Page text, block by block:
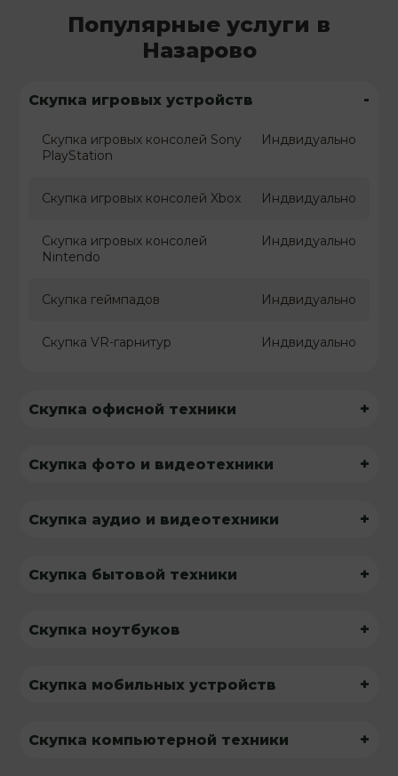
Популярные услуги в
Назарово
Скупка игровых устройств -
Скупка игровых консолей Sony
PlayStation
Индвидуально
Скупка игровых консолей Xbox Индвидуально
Скупка игровых консолей
Nintendo
Индвидуально
Скупка геймпадов Индвидуально
Скупка VR-гарнитур Индвидуально
Скупка офисной техники +
Скупка фото и видеотехники +
Скупка аудио и видеотехники +
Скупка бытовой техники +
Скупка ноутбуков +
Скупка мобильных устройств +
Скупка компьютерной техники +